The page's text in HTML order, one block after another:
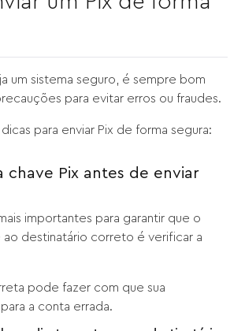
um sistema seguro, é sempre bom
para evitar erros ou fraudes.
para enviar Pix de forma segura:
chave Pix antes de enviar
importantes para garantir que o
ao destinatário correto é verificar a
pode fazer com que sua
a conta errada.